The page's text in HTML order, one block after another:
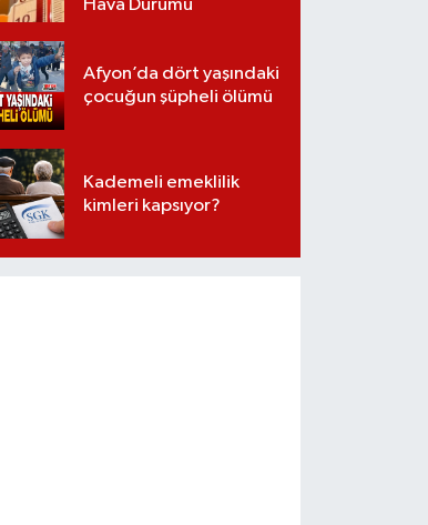
Hava Durumu
Afyon’da dört yaşındaki
çocuğun şüpheli ölümü
Kademeli emeklilik
kimleri kapsıyor?